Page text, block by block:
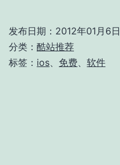
发布日期： 2012年01月6日
分类： 酷站推荐
标签： ios 免费 软件